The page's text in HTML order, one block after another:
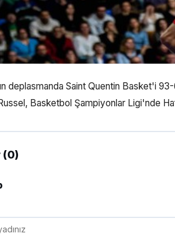
deplasmanda Saint Quentin Basket'i
Basketbol Şampiyonlar Ligi'nde
(0)